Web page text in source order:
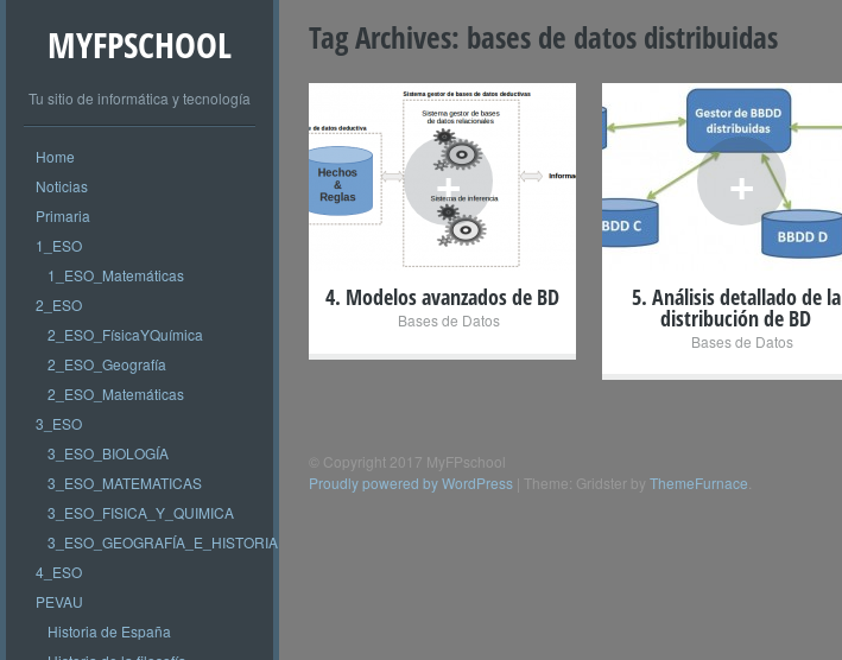
MYFPSCHOOL
Tu sitio de informática y tecnología
Home
Noticias
Primaria
1_ESO
1_ESO_Matemáticas
2_ESO
2_ESO_FísicaYQuímica
2_ESO_Geografía
2_ESO_Matemáticas
3_ESO
3_ESO_BIOLOGÍA
3_ESO_MATEMATICAS
3_ESO_FISICA_Y_QUIMICA
3_ESO_GEOGRAFÍA_E_HISTORIA
4_ESO
PEVAU
Historia de España
Tag Archives: bases de datos distribuidas
+
4. Modelos avanzados de BD
Bases de Datos
+
5. Análisis detallado de la
distribución de BD
Bases de Datos
© Copyright 2017 MyFPschool
Proudly powered by WordPress Theme: Gridster by ThemeFurnace